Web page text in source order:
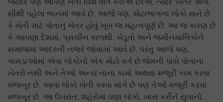
સૌથી પહેલા ભાનમાં આવે છે. આજે પણ, મોટાભાગના લોકો માને છે
કે ખેતી માટે પોતાનું ખેતર હોવું ખૂબ જ મહત્વપૂર્ણ છે. આ જ કારણ છે
કે આપણા દેશમાં, પ્રાચીન કાળથી, ખેડૂતો અને જમીનમાલિકોને
સમાજમાં આદરની નજરે જોવામાં આવે છે. પરંતુ આજે પણ,
ગામડાઓમાં એવા લોકોનો એક મોટો વર્ગ છે જેમની પાસે પોતાના
ખેતરો નથી અને તેઓ અન્ય નાના કામો અથવા મજૂરી કામ કરવા
મજબૂર છે. આવા લોકો ખેતી કરવા માંગે છે પણ તેઓ મજૂરી કરવા
મજબૂર છે. આ ઉપરાંત, શહેરોમાં ઘણા લોકો, ખાસ કરીને યુવાનો,